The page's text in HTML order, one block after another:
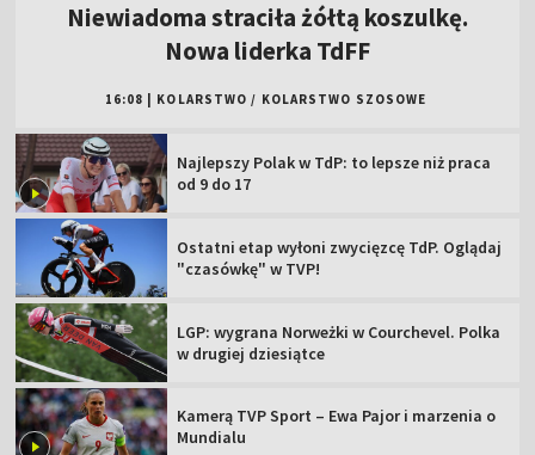
Niewiadoma straciła żółtą koszulkę.
Nowa liderka TdFF
16:08 KOLARSTWO / KOLARSTWO SZOSOWE
Najlepszy Polak w TdP: to lepsze niż praca
od 9 do 17
Ostatni etap wyłoni zwycięzcę TdP. Oglądaj
"czasówkę" w TVP!
LGP: wygrana Norweżki w Courchevel. Polka
w drugiej dziesiątce
Kamerą TVP Sport – Ewa Pajor i marzenia o
Mundialu